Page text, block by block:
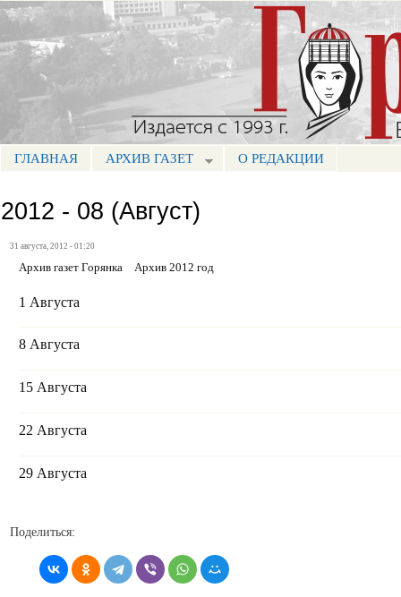
Портал СМИ КБР
МЕНЮ ГОРЯНКА
ГЛАВНАЯ АРХИВ ГАЗЕТ О РЕДАКЦИИ
2012 - 08 (Август)
31 августа, 2012 - 01:20
Архив газет Горянка Архив 2012 год
1 Августа
8 Августа
15 Августа
22 Августа
29 Августа
Поделиться: